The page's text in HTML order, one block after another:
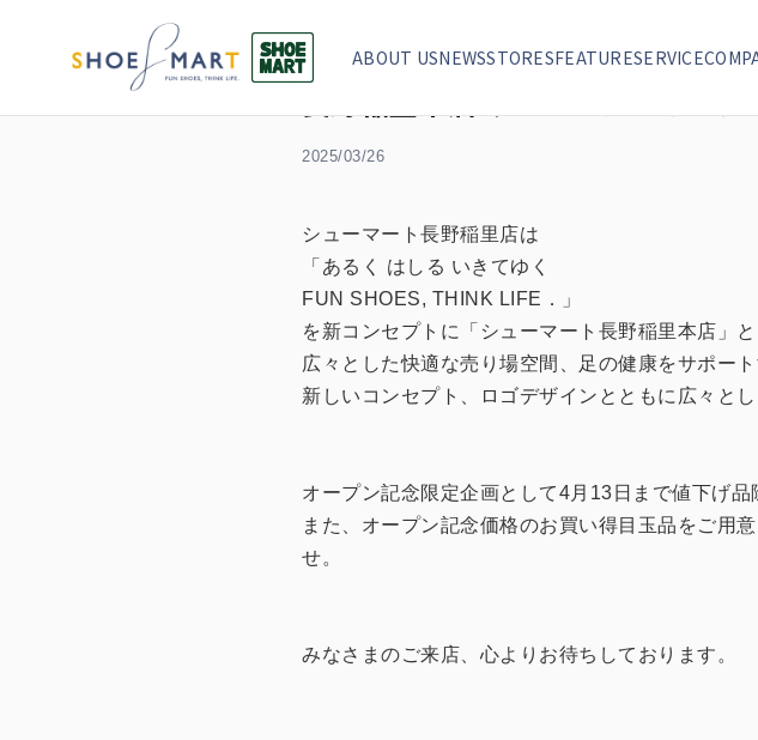
ABOUT USNEWSSTORESFEATURESERVICE
TOP
2025/03/26
シューマート長野稲里店は
「あるく はしる いきてゆく
FUN SHOES, THINK LIFE．」
を新コンセプトに「シューマート長野稲里本店」
広々とした快適な売り場空間、足の健康をサポー
新しいコンセプト、ロゴデザインとともに広々と
オープン記念限定企画として4月13日まで値下げ
また、オープン記念価格のお買い得目玉品をご用
せ。
みなさまのご来店、心よりお待ちしております。